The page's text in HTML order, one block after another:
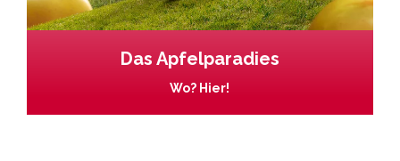
Das Apfelparadies
Wo? Hier!